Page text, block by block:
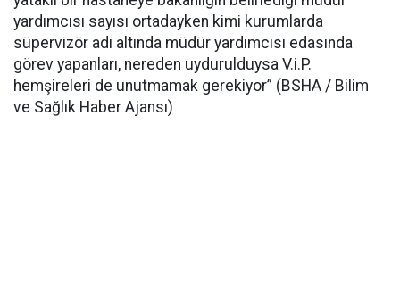
yardımcısı sayısı ortadayken kimi kurumlarda
süpervizör adı altında müdür yardımcısı edasında
görev yapanları, nereden uydurulduysa V.i.P.
hemşireleri de unutmamak gerekiyor” (BSHA / Bilim
ve Sağlık Haber Ajansı)